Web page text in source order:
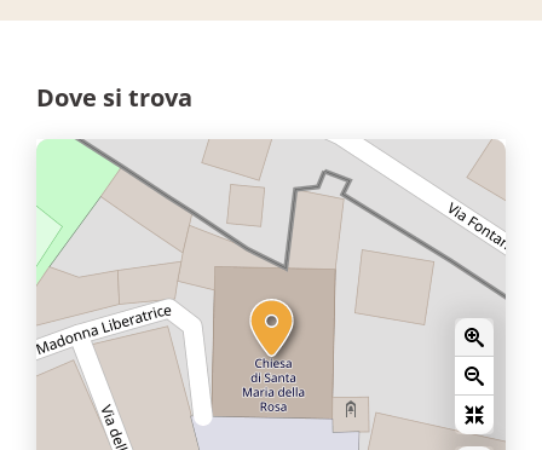
Dove si trova